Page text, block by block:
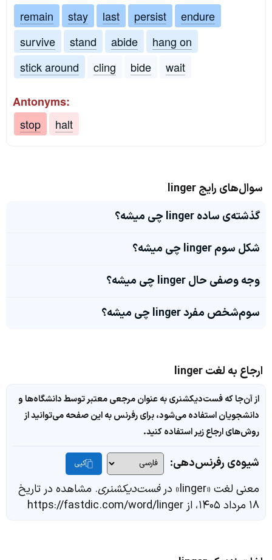
remain
stay last persist
endure
survive
stand abide
hang on
stick around
cling bide wait
Antonyms:
stop
halt
سوال‌های رایج linger
گذشته‌ی ساده linger چی میشه؟
شکل سوم linger چی میشه؟
وجه وصفی حال linger چی میشه؟
سوم‌شخص مفرد linger چی میشه؟
ارجاع به لغت linger
از آن‌جا که فست‌دیکشنری به عنوان مرجعی معتبر توسط دانشگاه‌ها و
دانشجویان استفاده می‌شود، برای رفرنس به این صفحه می‌توانید از
روش‌های ارجاع زیر استفاده کنید.
شیوه‌ی رفرنس‌دهی: کپی
معنی لغت «linger» در فست‌دیکشنری. مشاهده در تاریخ
۱۸ مرداد ۱۴۰۵، از https://fastdic.com/word/linger